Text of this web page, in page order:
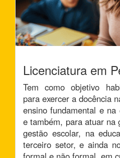
Licenciatura em
Tem como objetivo
para exercer a docência
ensino fundamental e na
e também, para atuar na
gestão escolar, na
terceiro setor, e ainda